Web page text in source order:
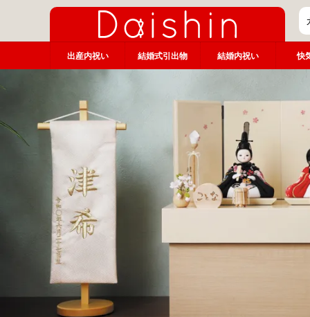
出産内祝い 結婚式引出物 結婚内祝い 快